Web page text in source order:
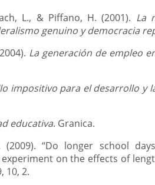
L., & Piffano, H. (2001). La
genuino y democracia
La generación de empleo
impositivo para el desarrollo y
educativa. Granica.
“Do longer school
on the effects of
10, 2.